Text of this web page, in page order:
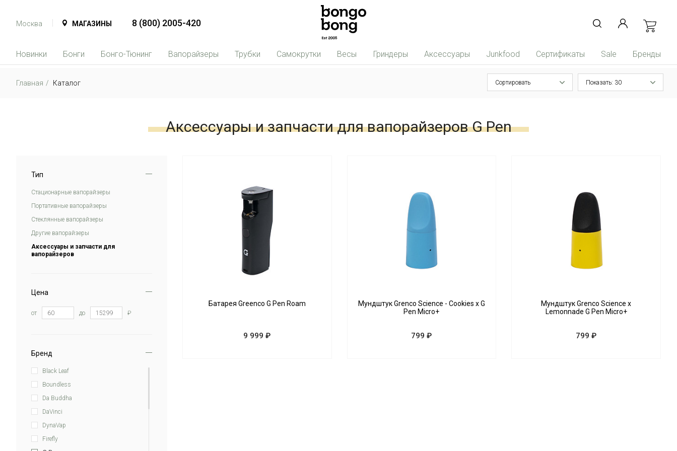
Москва МАГАЗИНЫ 8 (800) 2005-420
Новинки Бонги Бонго-Тюнинг Вапорайзеры Трубки Самокрутки Весы Гриндеры Аксессуары Junkfood Сертификаты Sale Бренды
Главная Каталог Сортировать Показать: 30
Аксессуары и запчасти для вапорайзеров G Pen
Тип
Стационарные вапорайзеры
Портативные вапорайзеры
Стеклянные вапорайзеры
Другие вапорайзеры
Аксессуары и запчасти для
вапорайзеров
Цена
от до ₽
Бренд
Black Leaf
Boundless
Da Buddha
DaVinci
DynaVap
Firefly
Батарея Greenco G Pen Roam
9 999 ₽
Мундштук Grenco Science - Cookies x G
Pen Micro+
799 ₽
Мундштук Grenco Science x
Lemonnade G Pen Micro+
799 ₽